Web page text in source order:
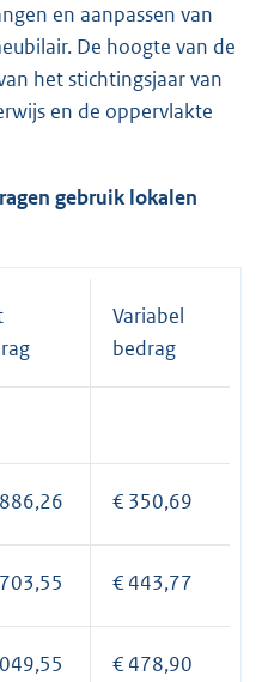
en aanpassen van
De hoogte van de
het stichtingsjaar van
en de oppervlakte
gebruik lokalen
Variabel
bedrag
€ 350,69
€ 443,77
€ 478,90